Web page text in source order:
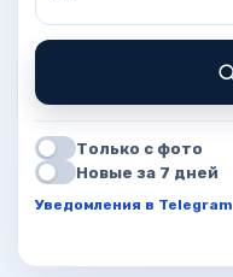
Только с фото
Новые за 7 дней
Уведомления в Telegram